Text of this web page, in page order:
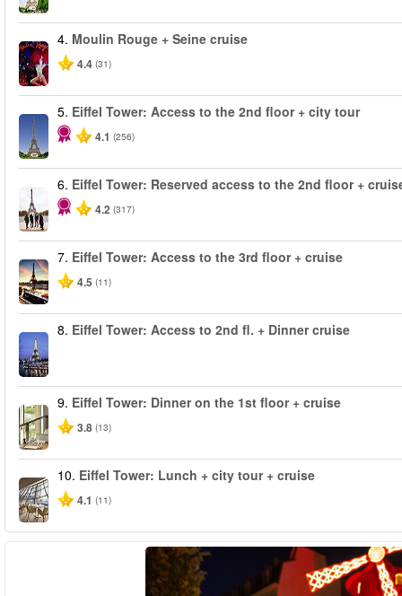
4. Moulin Rouge + Seine cruise
4.4 (31)
5. Eiffel Tower: Access to the 2nd floor + city tour
4.1 (256)
6. Eiffel Tower: Reserved access to the 2nd floor +
4.2 (317)
7. Eiffel Tower: Access to the 3rd floor + cruise
4.5 (11)
8. Eiffel Tower: Access to 2nd fl. + Dinner cruise
9. Eiffel Tower: Dinner on the 1st floor + cruise
3.8 (13)
10. Eiffel Tower: Lunch + city tour + cruise
4.1 (11)